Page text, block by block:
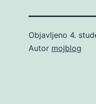
Objavljeno 4.
Autor mojblog